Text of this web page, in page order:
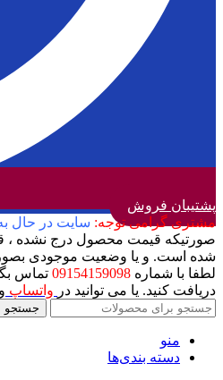
پشتیبان فروش
مشتری گرامی توجه: سایت در حال
شده است. و یا وضعیت موجودی
لطفا با شماره 09154159098 تماس
دریافت کنید. یا می توانید در واتساپ و
جستجو
منو
دسته بندی‌ها